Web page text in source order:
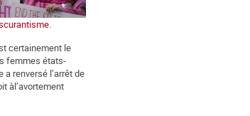
certainement le
femmes états-
a renversé l’arrêt de
àl’avortement